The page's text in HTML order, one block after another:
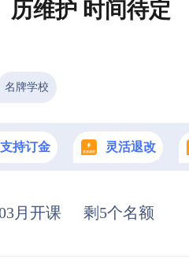
历维护 时间待定
名牌学校
支持订金 灵活退改
月开课 剩5个名额